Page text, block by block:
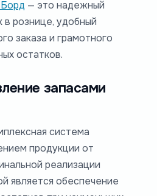
— это надежный
в рознице, удобный
заказа и грамотного
остатков.
запасами
система
продукции от
реализации
является обеспечение